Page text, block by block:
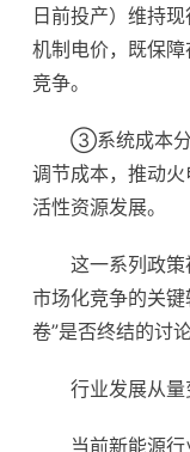
日前投产）维持
机制电价，既保
竞争。
③系统成本分
调节成本，推动
活性资源发展。
这一系列政策
市场化竞争的关
卷”是否终结的讨论
行业发展从
当前新能源